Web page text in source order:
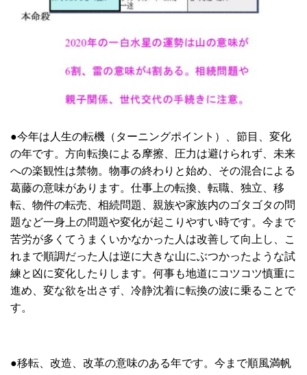
●今年は人生の転機（ターニングポイント）、節目、変化
の年です。方向転換による摩擦、圧力は避けられず、未来
への楽観性は禁物。物事の終わりと始め、その混合による
葛藤の意味があります。仕事上の転換、転職、独立、移
転、物件の転売、相続問題、親族や家族内のゴタゴタの問
題など一身上の問題や変化が起こりやすい時です。今まで
苦労が多くてうまくいかなかった人は改善して向上し、こ
れまで順調だった人は逆に大きな山にぶつかったような試
練と凶に変化したりします。何事も地道にコツコツ慎重に
進め、変な欲を出さず、冷静沈着に転換の波に乗ることで
す。
●移転、改造、改革の意味のある年です。今まで順風満帆